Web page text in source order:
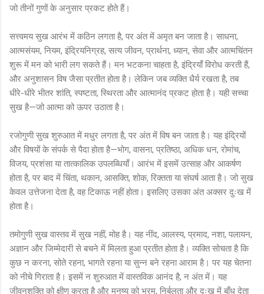
जो तीनों गुणों के अनुसार प्रकट होते हैं।
सत्त्वमय सुख आरंभ में कठिन लगता है, पर अंत में अमृत बन जाता है। साधना,
आत्मसंयम, नियम, इंद्रियनिग्रह, सत्य जीवन, प्रार्थना, ध्यान, सेवा और आत्मचिंतन
शुरू में मन को भारी लग सकते हैं। मन भटकना चाहता है, इंद्रियाँ विरोध करती हैं,
और अनुशासन विष जैसा प्रतीत होता है। लेकिन जब व्यक्ति धैर्य रखता है, तब
धीरे-धीरे भीतर शांति, स्पष्टता, स्थिरता और आत्मानंद प्रकट होता है। यही सच्चा
सुख है—जो आत्मा को ऊपर उठाता है।
रजोगुणी सुख शुरुआत में मधुर लगता है, पर अंत में विष बन जाता है। यह इंद्रियों
और विषयों के संपर्क से पैदा होता है—भोग, वासना, प्रतिष्ठा, अधिक धन, रोमांच,
विजय, प्रशंसा या तात्कालिक उपलब्धियाँ। आरंभ में इसमें उत्साह और आकर्षण
होता है, पर बाद में चिंता, थकान, आसक्ति, शोक, रिक्तता या संघर्ष आता है। जो सुख
केवल उत्तेजना देता है, वह टिकाऊ नहीं होता। इसलिए उसका अंत अक्सर दुःख में
होता है।
तमोगुणी सुख वास्तव में सुख नहीं, मोह है। यह नींद, आलस्य, प्रमाद, नशा, पलायन,
अज्ञान और जिम्मेदारी से बचने में मिलता हुआ प्रतीत होता है। व्यक्ति सोचता है कि
कुछ न करना, सोते रहना, भागते रहना या सुन्न बने रहना आराम है। पर यह चेतना
को नीचे गिराता है। इसमें न शुरुआत में वास्तविक आनंद है, न अंत में। यह
जीवनशक्ति को क्षीण करता है और मनुष्य को भ्रम, निर्बलता और दुःख में बाँध देता